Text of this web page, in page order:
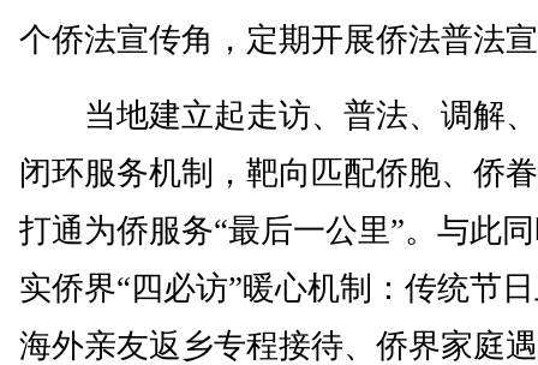
个侨法宣传角，定期开展侨法普法
当地建立起走访、普法、调解、
闭环服务机制，靶向匹配侨胞、侨
打通为侨服务“最后一公里”。与此
实侨界“四必访”暖心机制：传统节
海外亲友返乡专程接待、侨界家庭